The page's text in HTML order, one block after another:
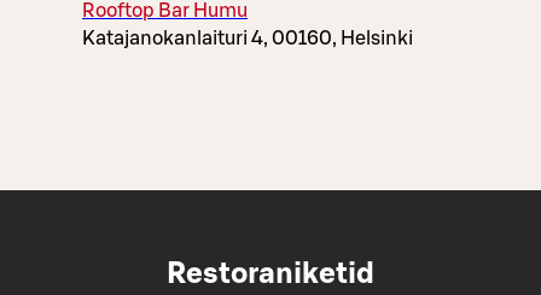
Rooftop Bar Humu
Katajanokanlaituri 4, 00160, Helsinki
Restoraniketid